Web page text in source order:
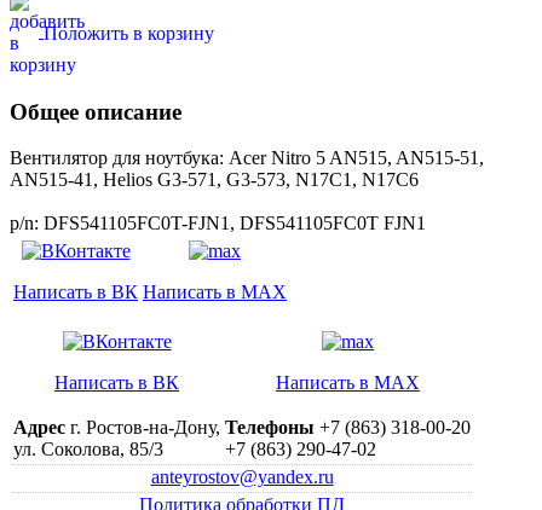
Положить в корзину
Общее описание
Вентилятор для ноутбука: Acer Nitro 5 AN515, AN515-51,
AN515-41, Helios G3-571, G3-573, N17C1, N17C6
p/n: DFS541105FC0T-FJN1, DFS541105FC0T FJN1
Написать в ВК Написать в MAX
Написать в ВК Написать в MAX
Адрес г. Ростов-на-Дону,
ул. Соколова, 85/3
Телефоны +7 (863) 318-00-20
+7 (863) 290-47-02
anteyrostov@yandex.ru
Политика обработки ПД